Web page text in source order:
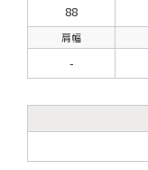
88
肩幅
-